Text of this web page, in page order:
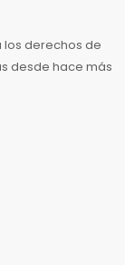
los derechos de
desde hace más